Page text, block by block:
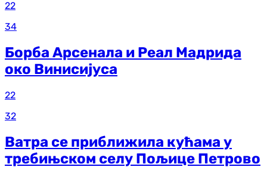
22
34
Борба Арсенала и Реал Мадрида
око Винисијуса
22
32
Ватра се приближила кућама у
требињском селу Пољице Петрово